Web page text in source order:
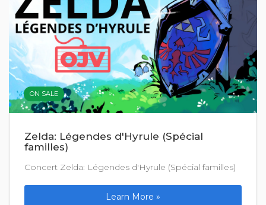
ON SALE
Zelda: Légendes d'Hyrule (Spécial
familles)
Concert Zelda: Légendes d'Hyrule (Spécial familles)
Learn More »